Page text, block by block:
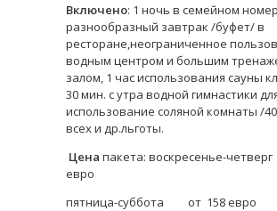
Включено: 1 ночь в семейном
разнообразный завтрак /буфет/ в
ресторане,неограниченное
водным центром и большим
залом, 1 час использования сауны
30 мин. с утра водной гимнастики
использование соляной комнаты /
всех и др.льготы.
Цена пакета: воскресенье-
евро
пятница-суббота от 158 евро